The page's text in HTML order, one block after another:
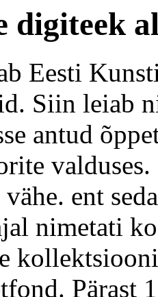
digiteek
Eesti
Siin leiab
antud
ent
nimetati
Pärast